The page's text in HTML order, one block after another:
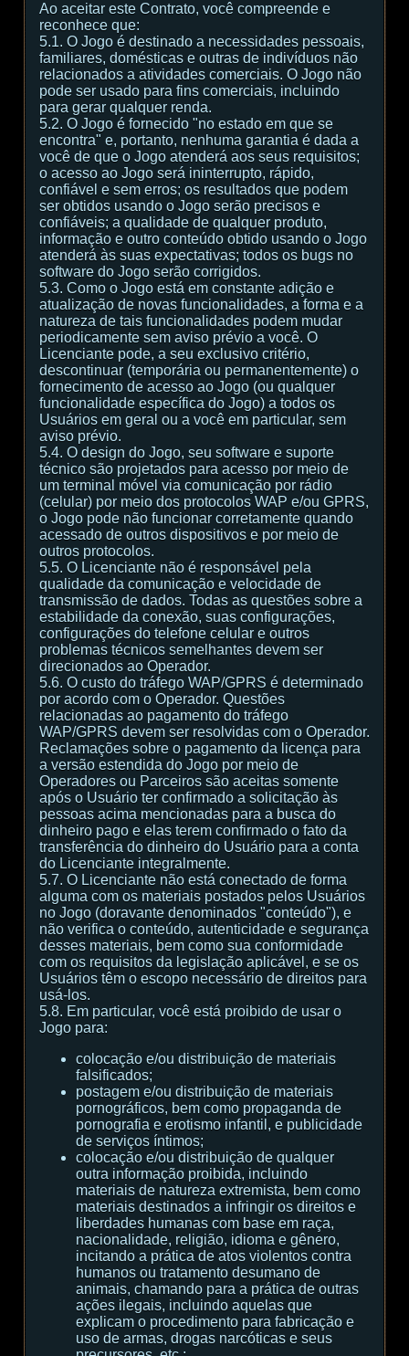
Ao aceitar este Contrato, você compreende e
reconhece que:
5.1. O Jogo é destinado a necessidades pessoais,
familiares, domésticas e outras de indivíduos não
relacionados a atividades comerciais. O Jogo não
pode ser usado para fins comerciais, incluindo
para gerar qualquer renda.
5.2. O Jogo é fornecido "no estado em que se
encontra" e, portanto, nenhuma garantia é dada a
você de que o Jogo atenderá aos seus requisitos;
o acesso ao Jogo será ininterrupto, rápido,
confiável e sem erros; os resultados que podem
ser obtidos usando o Jogo serão precisos e
confiáveis; a qualidade de qualquer produto,
informação e outro conteúdo obtido usando o Jogo
atenderá às suas expectativas; todos os bugs no
software do Jogo serão corrigidos.
5.3. Como o Jogo está em constante adição e
atualização de novas funcionalidades, a forma e a
natureza de tais funcionalidades podem mudar
periodicamente sem aviso prévio a você. O
Licenciante pode, a seu exclusivo critério,
descontinuar (temporária ou permanentemente) o
fornecimento de acesso ao Jogo (ou qualquer
funcionalidade específica do Jogo) a todos os
Usuários em geral ou a você em particular, sem
aviso prévio.
5.4. O design do Jogo, seu software e suporte
técnico são projetados para acesso por meio de
um terminal móvel via comunicação por rádio
(celular) por meio dos protocolos WAP e/ou GPRS,
o Jogo pode não funcionar corretamente quando
acessado de outros dispositivos e por meio de
outros protocolos.
5.5. O Licenciante não é responsável pela
qualidade da comunicação e velocidade de
transmissão de dados. Todas as questões sobre a
estabilidade da conexão, suas configurações,
configurações do telefone celular e outros
problemas técnicos semelhantes devem ser
direcionados ao Operador.
5.6. O custo do tráfego WAP/GPRS é determinado
por acordo com o Operador. Questões
relacionadas ao pagamento do tráfego
WAP/GPRS devem ser resolvidas com o Operador.
Reclamações sobre o pagamento da licença para
a versão estendida do Jogo por meio de
Operadores ou Parceiros são aceitas somente
após o Usuário ter confirmado a solicitação às
pessoas acima mencionadas para a busca do
dinheiro pago e elas terem confirmado o fato da
transferência do dinheiro do Usuário para a conta
do Licenciante integralmente.
5.7. O Licenciante não está conectado de forma
alguma com os materiais postados pelos Usuários
no Jogo (doravante denominados "conteúdo"), e
não verifica o conteúdo, autenticidade e segurança
desses materiais, bem como sua conformidade
com os requisitos da legislação aplicável, e se os
Usuários têm o escopo necessário de direitos para
usá-los.
5.8. Em particular, você está proibido de usar o
Jogo para:
colocação e/ou distribuição de materiais
falsificados;
postagem e/ou distribuição de materiais
pornográficos, bem como propaganda de
pornografia e erotismo infantil, e publicidade
de serviços íntimos;
colocação e/ou distribuição de qualquer
outra informação proibida, incluindo
materiais de natureza extremista, bem como
materiais destinados a infringir os direitos e
liberdades humanas com base em raça,
nacionalidade, religião, idioma e gênero,
incitando a prática de atos violentos contra
humanos ou tratamento desumano de
animais, chamando para a prática de outras
ações ilegais, incluindo aquelas que
explicam o procedimento para fabricação e
uso de armas, drogas narcóticas e seus